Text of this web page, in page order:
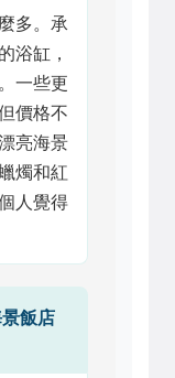
多。承
浴缸，
一些更
價格不
亮海景
燭和紅
人覺得
飯店